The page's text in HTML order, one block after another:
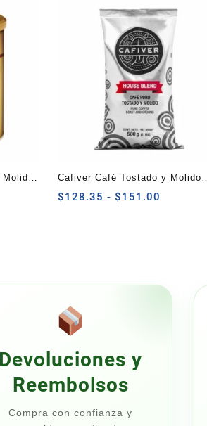
Cafiver Café Tostado y Molido
500 G
$128.35 - $151.00
$151.00
Devoluciones y
Reembolsos
Compra con confianza y